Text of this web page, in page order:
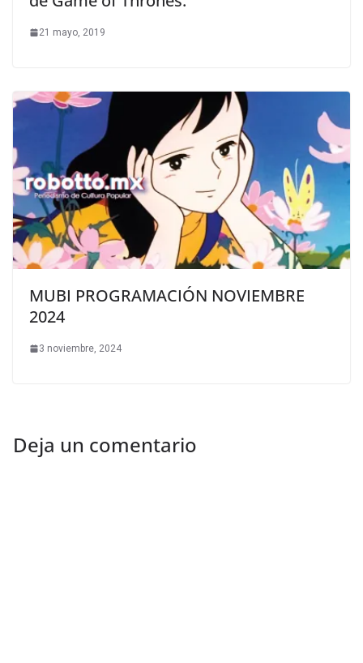
21 mayo, 2019
MUBI PROGRAMACIÓN NOVIEMBRE
2024
3 noviembre, 2024
Deja un comentario